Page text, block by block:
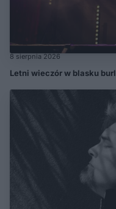
8 sierpnia 2026
Letni wieczór w blasku